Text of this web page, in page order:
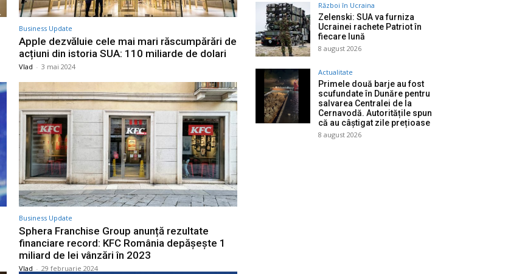
Business Update
Apple dezvăluie cele mai mari răscumpărări de
acțiuni din istoria SUA: 110 miliarde de dolari
Vlad - 3 mai 2024
Business Update
Sphera Franchise Group anunță rezultate
financiare record: KFC România depășește 1
miliard de lei vânzări în 2023
Vlad - 29 februarie 2024
Război în Ucraina
Zelenski: SUA va furniza
Ucrainei rachete Patriot în
fiecare lună
8 august 2026
Actualitate
Primele două barje au fost
scufundate în Dunăre pentru
salvarea Centralei de la
Cernavodă. Autoritățile spun
că au câștigat zile prețioase
8 august 2026